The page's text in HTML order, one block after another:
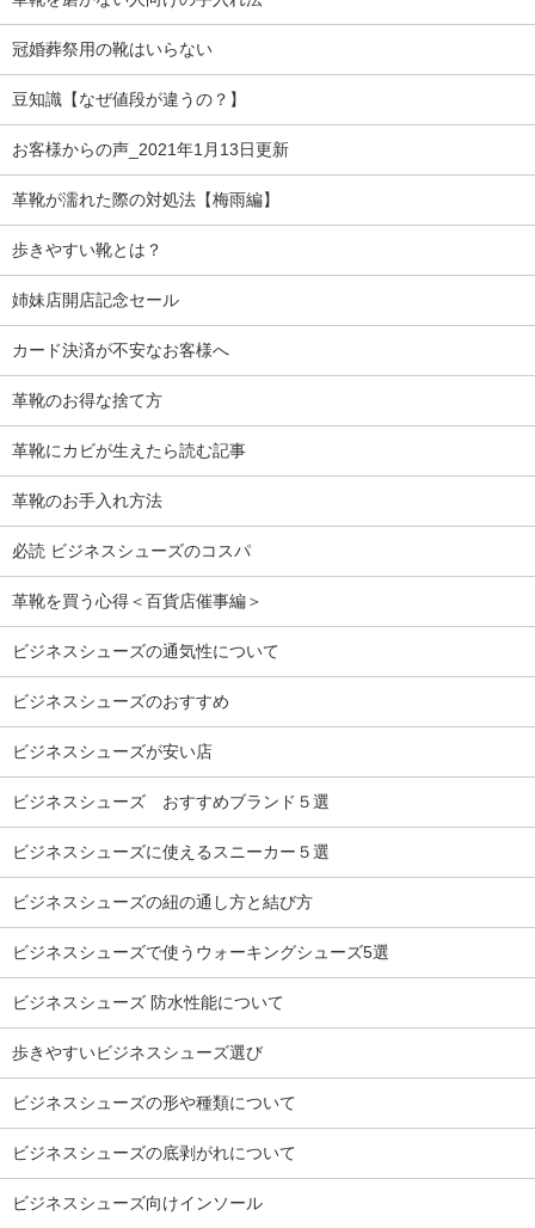
冠婚葬祭用の靴はいらない
豆知識【なぜ値段が違うの？】
お客様からの声_2021年1月13日更新
革靴が濡れた際の対処法【梅雨編】
歩きやすい靴とは？
姉妹店開店記念セール
カード決済が不安なお客様へ
革靴のお得な捨て方
革靴にカビが生えたら読む記事
革靴のお手入れ方法
必読 ビジネスシューズのコスパ
革靴を買う心得＜百貨店催事編＞
ビジネスシューズの通気性について
ビジネスシューズのおすすめ
ビジネスシューズが安い店
ビジネスシューズ おすすめブランド５選
ビジネスシューズに使えるスニーカー５選
ビジネスシューズの紐の通し方と結び方
ビジネスシューズで使うウォーキングシューズ5選
ビジネスシューズ 防水性能について
歩きやすいビジネスシューズ選び
ビジネスシューズの形や種類について
ビジネスシューズの底剥がれについて
ビジネスシューズ向けインソール